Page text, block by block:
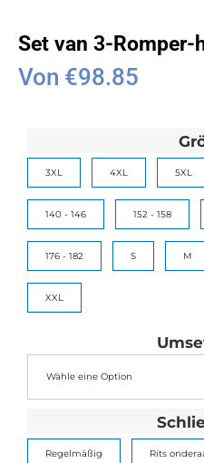
Set van 3-Romper-
Von €98.85
3XL 4XL 5XL
140 - 146 152 - 158
176 - 182 S M
XXL
Wähle eine Option
Regelmäßig Rits